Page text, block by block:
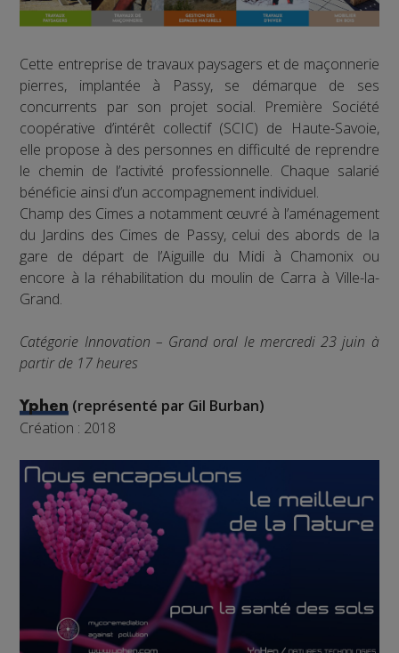
Cette entreprise de travaux paysagers et de maçonnerie
pierres, implantée à Passy, se démarque de ses
concurrents par son projet social. Première Société
coopérative d’intérêt collectif (SCIC) de Haute-Savoie,
elle propose à des personnes en difficulté de reprendre
le chemin de l’activité professionnelle. Chaque salarié
bénéficie ainsi d’un accompagnement individuel.
Champ des Cimes a notamment œuvré à l’aménagement
du Jardins des Cimes de Passy, celui des abords de la
gare de départ de l’Aiguille du Midi à Chamonix ou
encore à la réhabilitation du moulin de Carra à Ville-la-
Grand.
Catégorie Innovation – Grand oral le mercredi 23 juin à
partir de 17 heures
Yphen (représenté par Gil Burban)
Création : 2018